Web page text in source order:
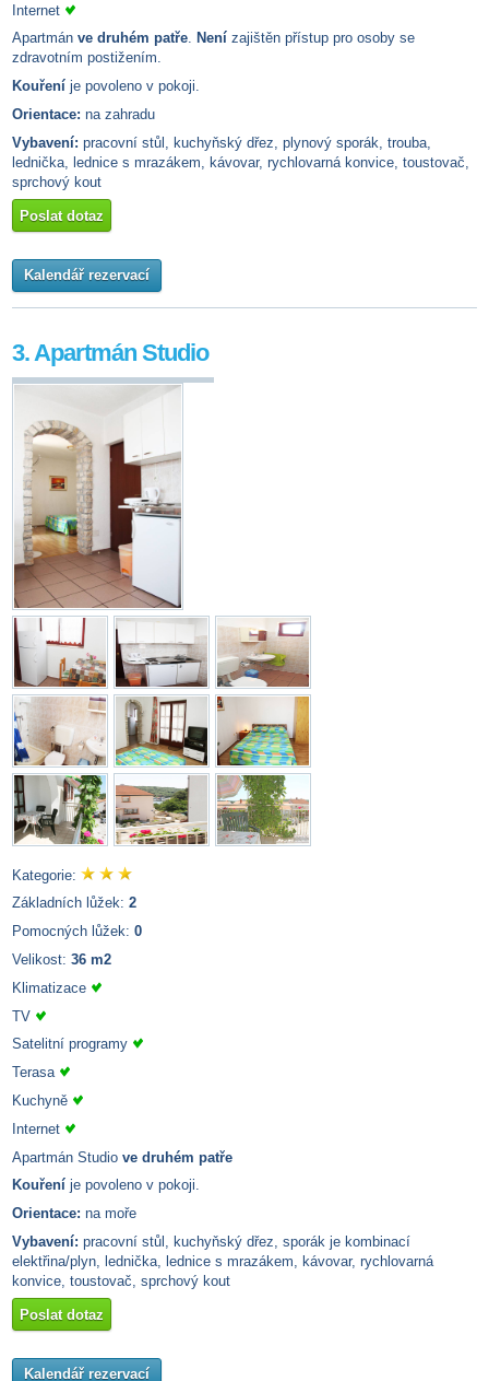
Internet
Apartmán ve druhém patře. Není zajištěn přístup pro osoby se
zdravotním postižením.
Kouření je povoleno v pokoji.
Orientace: na zahradu
Vybavení: pracovní stůl, kuchyňský dřez, plynový sporák, trouba,
lednička, lednice s mrazákem, kávovar, rychlovarná konvice, toustovač,
sprchový kout
Poslat dotaz
Kalendář rezervací
3. Apartmán Studio
Kategorie:
Základních lůžek: 2
Pomocných lůžek: 0
Velikost: 36 m2
Klimatizace
TV
Satelitní programy
Terasa
Kuchyně
Internet
Apartmán Studio ve druhém patře
Kouření je povoleno v pokoji.
Orientace: na moře
Vybavení: pracovní stůl, kuchyňský dřez, sporák je kombinací
elektřina/plyn, lednička, lednice s mrazákem, kávovar, rychlovarná
konvice, toustovač, sprchový kout
Poslat dotaz
Kalendář rezervací